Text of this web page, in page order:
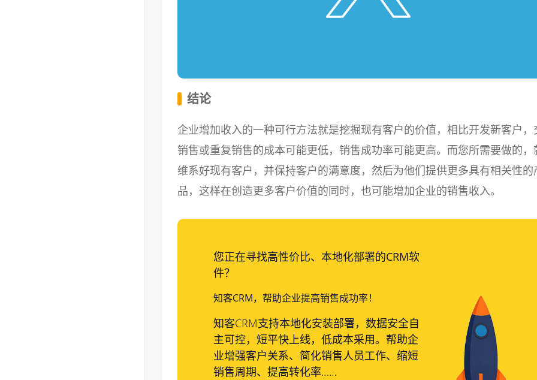
结论
企业增加收入的一种可行方法就是挖掘现有客户的价值，相比开发新客户，
销售或重复销售的成本可能更低，销售成功率可能更高。而您所需要做的，
维系好现有客户，并保持客户的满意度，然后为他们提供更多具有相关性的
品，这样在创造更多客户价值的同时，也可能增加企业的销售收入。
您正在寻找高性价比、本地化部署的CRM软
件？
知客CRM，帮助企业提高销售成功率！
知客CRM支持本地化安装部署，数据安全自
主可控，短平快上线，低成本采用。帮助企
业增强客户关系、简化销售人员工作、缩短
销售周期、提高转化率……